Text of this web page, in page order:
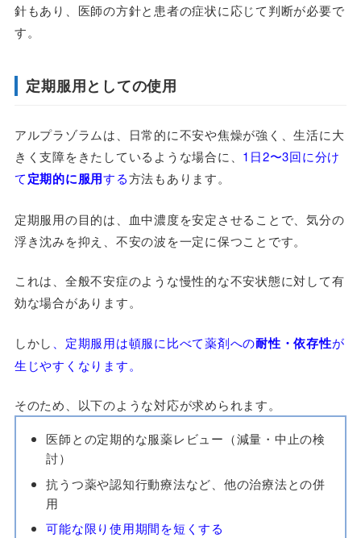
針もあり、医師の方針と患者の症状に応じて判断が必要で
す。
定期服用としての使用
アルプラゾラムは、日常的に不安や焦燥が強く、生活に大
きく支障をきたしているような場合に、 1日2〜3回に分け
て定期的に服用する方法もあります。
定期服用の目的は、血中濃度を安定させることで、気分の
浮き沈みを抑え、不安の波を一定に保つことです。
これは、全般不安症のような慢性的な不安状態に対して有
効な場合があります。
しかし 、定期服用は頓服に比べて薬剤への耐性・依存性が
生じやすくなります。
そのため、以下のような対応が求められます。
医師との定期的な服薬レビュー（減量・中止の検
討）
抗うつ薬や認知行動療法など、他の治療法との併
用
可能な限り使用期間を短くする